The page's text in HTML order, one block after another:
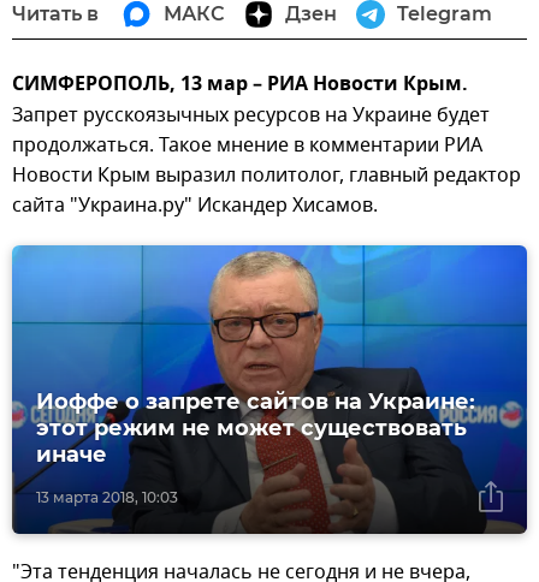
Читать в МАКС Дзен Telegram
СИМФЕРОПОЛЬ, 13 мар – РИА Новости Крым.
Запрет русскоязычных ресурсов на Украине будет
продолжаться. Такое мнение в комментарии РИА
Новости Крым выразил политолог, главный редактор
сайта "Украина.ру" Искандер Хисамов.
13 марта 2018, 10:03
Иоффе о запрете сайтов на Украине:
этот режим не может существовать
иначе
"Эта тенденция началась не сегодня и не вчера,